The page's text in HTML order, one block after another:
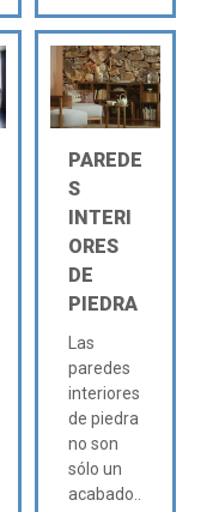
PAREDE
S
INTERI
ORES
DE
PIEDRA
Las
paredes
interiores
de piedra
no son
sólo un
acabado..